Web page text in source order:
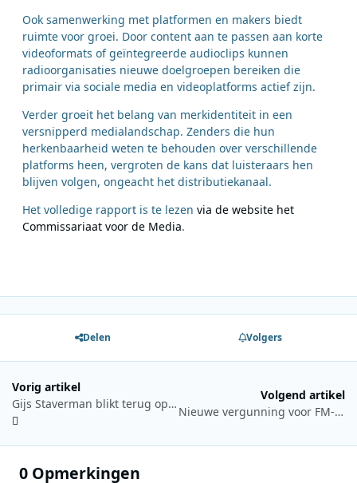
Ook samenwerking met platformen en makers biedt
ruimte voor groei. Door content aan te passen aan korte
videoformats of geïntegreerde audioclips kunnen
radioorganisaties nieuwe doelgroepen bereiken die
primair via sociale media en videoplatforms actief zijn.
Verder groeit het belang van merkidentiteit in een
versnipperd medialandschap. Zenders die hun
herkenbaarheid weten te behouden over verschillende
platforms heen, vergroten de kans dat luisteraars hen
blijven volgen, ongeacht het distributiekanaal.
Het volledige rapport is te lezen via de website het
Commissariaat voor de Media.
Delen Volgers
Vorig artikel
Gijs Staverman blikt terug op de 80s en 90s in nieuwe podcast Wat een tijd!
Volgend artikel
Nieuwe vergunning voor FM-frequenties in Belgisch-Duitse grensregio
0 Opmerkingen